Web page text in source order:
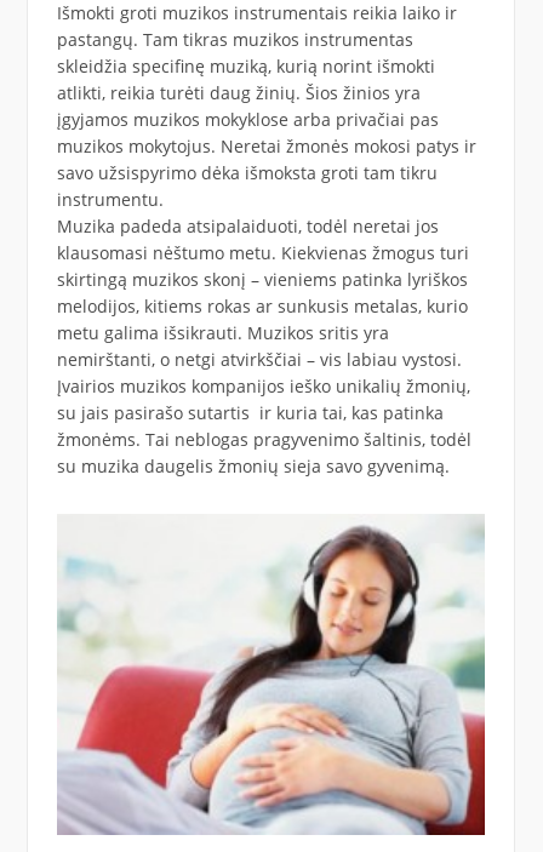
Išmokti groti muzikos instrumentais reikia laiko ir
pastangų. Tam tikras muzikos instrumentas
skleidžia specifinę muziką, kurią norint išmokti
atlikti, reikia turėti daug žinių. Šios žinios yra
įgyjamos muzikos mokyklose arba privačiai pas
muzikos mokytojus. Neretai žmonės mokosi patys ir
savo užsispyrimo dėka išmoksta groti tam tikru
instrumentu.
Muzika padeda atsipalaiduoti, todėl neretai jos
klausomasi nėštumo metu. Kiekvienas žmogus turi
skirtingą muzikos skonį – vieniems patinka lyriškos
melodijos, kitiems rokas ar sunkusis metalas, kurio
metu galima išsikrauti. Muzikos sritis yra
nemirštanti, o netgi atvirkščiai – vis labiau vystosi.
Įvairios muzikos kompanijos ieško unikalių žmonių,
su jais pasirašo sutartis ir kuria tai, kas patinka
žmonėms. Tai neblogas pragyvenimo šaltinis, todėl
su muzika daugelis žmonių sieja savo gyvenimą.